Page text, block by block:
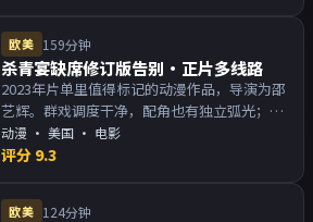
欧美 159分钟
杀青宴缺席修订版告别·正片多线路
2023年片单里值得标记的动漫作品，导演为邵
艺辉。群戏调度干净，配角也有独立弧光；配
乐与画面气质统一。主演以演技派为主，适合
喜欢强叙事与人物关系的观众加入片单。
动漫 · 美国 · 电影
评分 9.3
欧美 124分钟